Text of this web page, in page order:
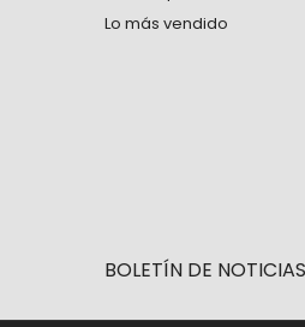
Lo más vendido
BOLETÍN DE NOTICIAS